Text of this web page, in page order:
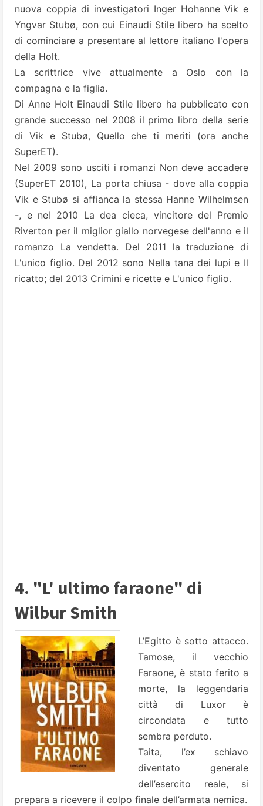
nuova coppia di investigatori Inger Hohanne Vik e
Yngvar Stubø, con cui Einaudi Stile libero ha scelto
di cominciare a presentare al lettore italiano l'opera
della Holt.
La scrittrice vive attualmente a Oslo con la
compagna e la figlia.
Di Anne Holt Einaudi Stile libero ha pubblicato con
grande successo nel 2008 il primo libro della serie
di Vik e Stubø, Quello che ti meriti (ora anche
SuperET).
Nel 2009 sono usciti i romanzi Non deve accadere
(SuperET 2010), La porta chiusa - dove alla coppia
Vik e Stubø si affianca la stessa Hanne Wilhelmsen
-, e nel 2010 La dea cieca, vincitore del Premio
Riverton per il miglior giallo norvegese dell'anno e il
romanzo La vendetta. Del 2011 la traduzione di
L'unico figlio. Del 2012 sono Nella tana dei lupi e Il
ricatto; del 2013 Crimini e ricette e L'unico figlio.
4. "L' ultimo faraone" di
Wilbur Smith
L’Egitto è sotto attacco.
Tamose, il vecchio
Faraone, è stato ferito a
morte, la leggendaria
città di Luxor è
circondata e tutto
sembra perduto.
Taita, l’ex schiavo
diventato generale
dell’esercito reale, si
prepara a ricevere il colpo finale dell’armata nemica.